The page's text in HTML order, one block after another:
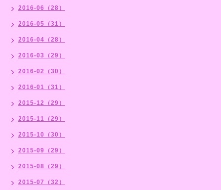
2016-06（28）
2016-05（31）
2016-04（28）
2016-03（29）
2016-02（30）
2016-01（31）
2015-12（29）
2015-11（29）
2015-10（30）
2015-09（29）
2015-08（29）
2015-07（32）